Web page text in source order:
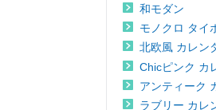
和モダン
モノクロ タイ
北欧風 カレン
Chicピンク カ
アンティーク
ラブリー カレ